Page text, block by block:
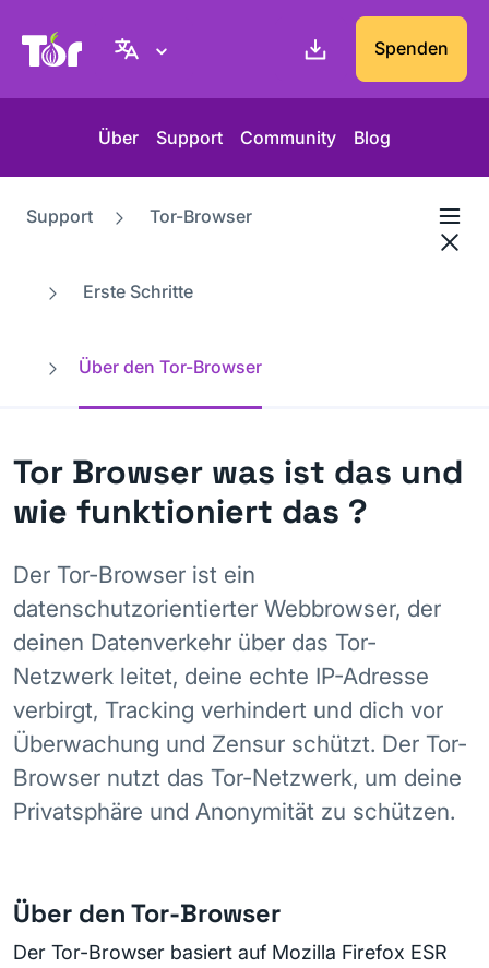
Tor-Projekt Webseite Spenden
Über Support Community Blog
Support Tor-Browser
Erste Schritte
Über den Tor-Browser
Tor Browser was ist das und
wie funktioniert das ?
Der Tor-Browser ist ein
datenschutzorientierter Webbrowser, der
deinen Datenverkehr über das Tor-
Netzwerk leitet, deine echte IP-Adresse
verbirgt, Tracking verhindert und dich vor
Überwachung und Zensur schützt. Der Tor-
Browser nutzt das Tor-Netzwerk, um deine
Privatsphäre und Anonymität zu schützen.
Über den Tor-Browser
Der Tor-Browser basiert auf Mozilla Firefox ESR